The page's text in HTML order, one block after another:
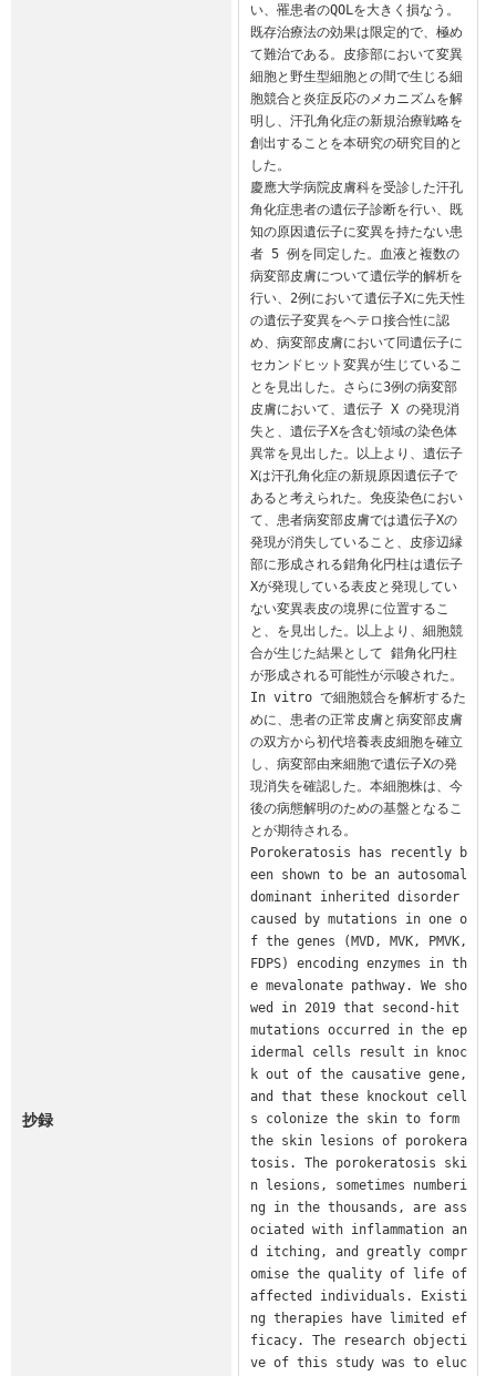
抄録
い、罹患者のQOLを大きく損なう。
既存治療法の効果は限定的で、極め
て難治である。皮疹部において変異
細胞と野生型細胞との間で生じる細
胞競合と炎症反応のメカニズムを解
明し、汗孔角化症の新規治療戦略を
創出することを本研究の研究目的と
した。
慶應大学病院皮膚科を受診した汗孔
角化症患者の遺伝子診断を行い、既
知の原因遺伝子に変異を持たない患
者 5 例を同定した。血液と複数の
病変部皮膚について遺伝学的解析を
行い、2例において遺伝子Xに先天性
の遺伝子変異をヘテロ接合性に認
め、病変部皮膚において同遺伝子に
セカンドヒット変異が生じているこ
とを見出した。さらに3例の病変部
皮膚において、遺伝子 X の発現消
失と、遺伝子Xを含む領域の染色体
異常を見出した。以上より、遺伝子
Xは汗孔角化症の新規原因遺伝子で
あると考えられた。免疫染色におい
て、患者病変部皮膚では遺伝子Xの
発現が消失していること、皮疹辺縁
部に形成される錯角化円柱は遺伝子
Xが発現している表皮と発現してい
ない変異表皮の境界に位置するこ
と、を見出した。以上より、細胞競
合が生じた結果として 錯角化円柱
が形成される可能性が示唆された。
In vitro で細胞競合を解析するた
めに、患者の正常皮膚と病変部皮膚
の双方から初代培養表皮細胞を確立
し、病変部由来細胞で遺伝子Xの発
現消失を確認した。本細胞株は、今
後の病態解明のための基盤となるこ
とが期待される。
Porokeratosis has recently b
een shown to be an autosomal
dominant inherited disorder
caused by mutations in one o
f the genes (MVD, MVK, PMVK,
FDPS) encoding enzymes in th
e mevalonate pathway. We sho
wed in 2019 that second-hit
mutations occurred in the ep
idermal cells result in knoc
k out of the causative gene,
and that these knockout cell
s colonize the skin to form
the skin lesions of porokera
tosis. The porokeratosis ski
n lesions, sometimes numberi
ng in the thousands, are ass
ociated with inflammation an
d itching, and greatly compr
omise the quality of life of
affected individuals. Existi
ng therapies have limited ef
ficacy. The research objecti
ve of this study was to eluc